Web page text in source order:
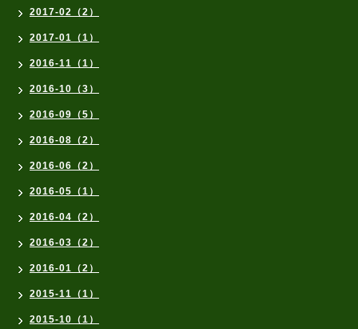
2017-02（2）
2017-01（1）
2016-11（1）
2016-10（3）
2016-09（5）
2016-08（2）
2016-06（2）
2016-05（1）
2016-04（2）
2016-03（2）
2016-01（2）
2015-11（1）
2015-10（1）